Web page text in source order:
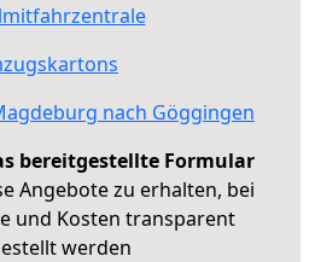
nach Göggingen
bereitgestellte Formular
Angebote zu erhalten, bei
und Kosten transparent
werden